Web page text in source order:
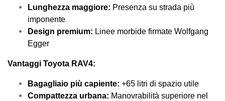
Lunghezza maggiore: Presenza su strada più
imponente
Design premium: Linee morbide firmate Wolfgang
Egger
Vantaggi Toyota RAV4:
Bagagliaio più capiente: +65 litri di spazio utile
Compattezza urbana: Manovrabilità superiore nel